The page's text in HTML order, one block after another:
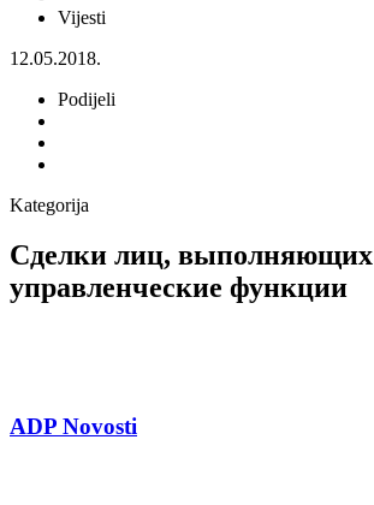
Vijesti
12.05.2018.
Podijeli
Kategorija
Сделки лиц, выполняющих
управленческие функции
ADP Novosti